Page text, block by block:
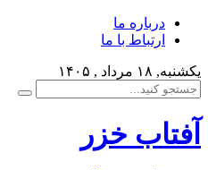
درباره ما
ارتباط با ما
یکشنبه, ۱۸ مرداد , ۱۴۰۵
آفتاب خزر